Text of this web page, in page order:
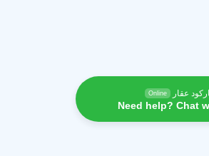
عقار Online
Need help? Chat